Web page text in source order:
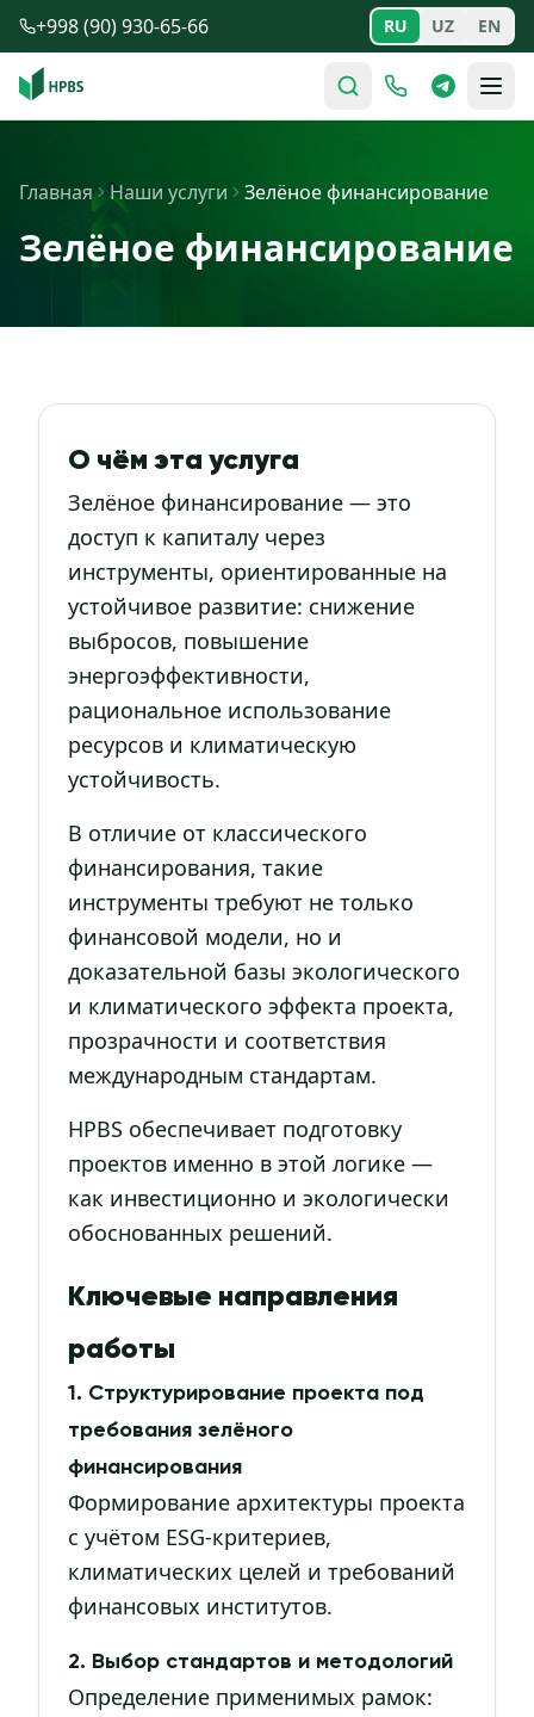
Перейти к содержимому
+998 (90) 930-65-66 RU UZ EN
Главная Наши услуги Зелёное финансирование
Зелёное финансирование
О чём эта услуга
Зелёное финансирование — это
доступ к капиталу через
инструменты, ориентированные на
устойчивое развитие: снижение
выбросов, повышение
энергоэффективности,
рациональное использование
ресурсов и климатическую
устойчивость.
В отличие от классического
финансирования, такие
инструменты требуют не только
финансовой модели, но и
доказательной базы экологического
и климатического эффекта проекта,
прозрачности и соответствия
международным стандартам.
HPBS обеспечивает подготовку
проектов именно в этой логике —
как инвестиционно и экологически
обоснованных решений.
Ключевые направления
работы
1. Структурирование проекта под
требования зелёного
финансирования
Формирование архитектуры проекта
с учётом ESG-критериев,
климатических целей и требований
финансовых институтов.
2. Выбор стандартов и методологий
Определение применимых рамок: